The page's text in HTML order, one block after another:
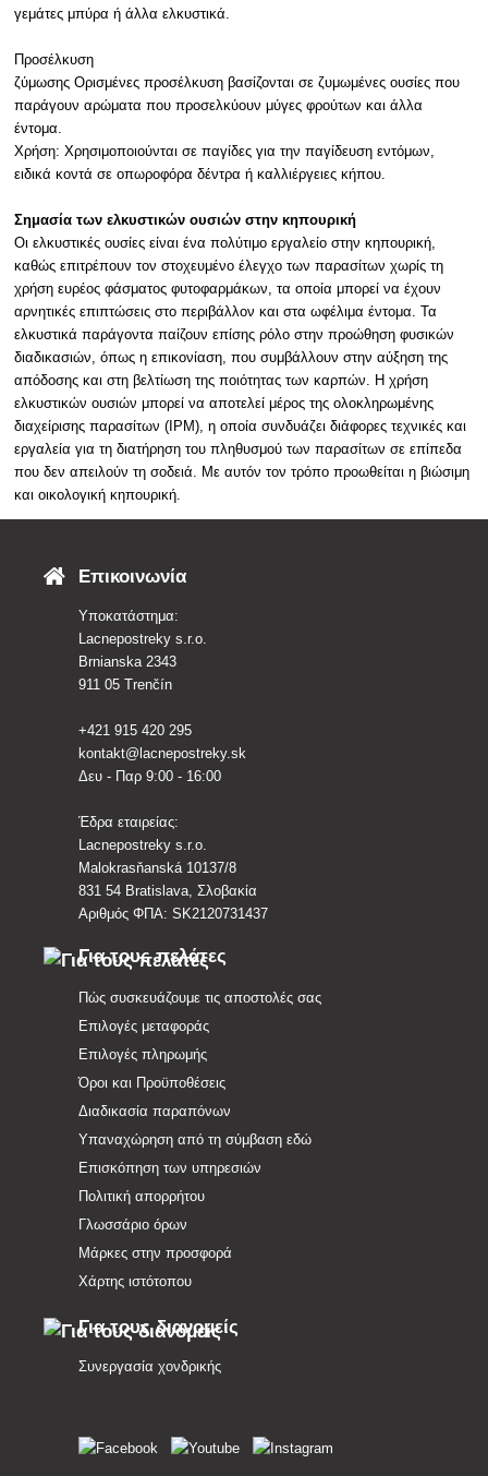
γεμάτες μπύρα ή άλλα ελκυστικά.
Προσέλκυση
ζύμωσης Ορισμένες προσέλκυση βασίζονται σε ζυμωμένες ουσίες που
παράγουν αρώματα που προσελκύουν μύγες φρούτων και άλλα
έντομα.
Χρήση: Χρησιμοποιούνται σε παγίδες για την παγίδευση εντόμων,
ειδικά κοντά σε οπωροφόρα δέντρα ή καλλιέργειες κήπου.
Σημασία των ελκυστικών ουσιών στην κηπουρική
Οι ελκυστικές ουσίες είναι ένα πολύτιμο εργαλείο στην κηπουρική,
καθώς επιτρέπουν τον στοχευμένο έλεγχο των παρασίτων χωρίς τη
χρήση ευρέος φάσματος φυτοφαρμάκων, τα οποία μπορεί να έχουν
αρνητικές επιπτώσεις στο περιβάλλον και στα ωφέλιμα έντομα. Τα
ελκυστικά παράγοντα παίζουν επίσης ρόλο στην προώθηση φυσικών
διαδικασιών, όπως η επικονίαση, που συμβάλλουν στην αύξηση της
απόδοσης και στη βελτίωση της ποιότητας των καρπών. Η χρήση
ελκυστικών ουσιών μπορεί να αποτελεί μέρος της ολοκληρωμένης
διαχείρισης παρασίτων (IPM), η οποία συνδυάζει διάφορες τεχνικές και
εργαλεία για τη διατήρηση του πληθυσμού των παρασίτων σε επίπεδα
που δεν απειλούν τη σοδειά. Με αυτόν τον τρόπο προωθείται η βιώσιμη
και οικολογική κηπουρική.
Επικοινωνία
Υποκατάστημα:
Lacnepostreky s.r.o.
Brnianska 2343
911 05 Trenčín
+421 915 420 295
kontakt@lacnepostreky.sk
Δευ - Παρ 9:00 - 16:00
Έδρα εταιρείας:
Lacnepostreky s.r.o.
Malokrasňanská 10137/8
831 54 Bratislava, Σλοβακία
Αριθμός ΦΠΑ: SK2120731437
Για τους πελάτες
Πώς συσκευάζουμε τις αποστολές σας
Επιλογές μεταφοράς
Επιλογές πληρωμής
Όροι και Προϋποθέσεις
Διαδικασία παραπόνων
Υπαναχώρηση από τη σύμβαση εδώ
Επισκόπηση των υπηρεσιών
Πολιτική απορρήτου
Γλωσσάριο όρων
Μάρκες στην προσφορά
Χάρτης ιστότοπου
Για τους διανομείς
Συνεργασία χονδρικής